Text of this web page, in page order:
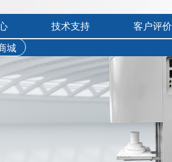
技术支持
后服务
费培训
客户评价
工业炉客户评价
真空气氛炉客户评价
耐火隔热材料客户评价
城